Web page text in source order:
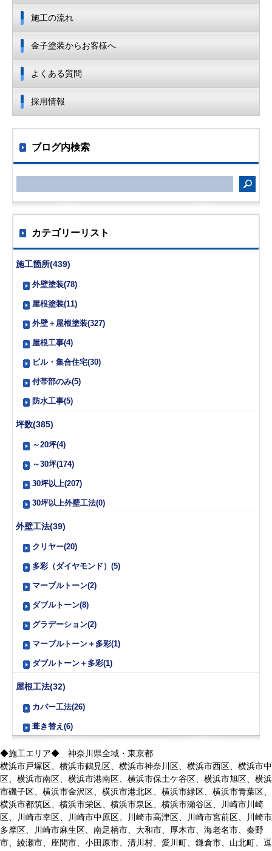
施工の流れ
金子塗装からお客様へ
よくある質問
採用情報
ブログ内検索
カテゴリーリスト
施工箇所(439)
外壁塗装(78)
屋根塗装(11)
外壁＋屋根塗装(327)
屋根工事(4)
ビル・集合住宅(30)
付帯部のみ(5)
防水工事(5)
坪数(385)
～20坪(4)
～30坪(174)
30坪以上(207)
30坪以上外壁工法(0)
外壁工法(39)
クリヤー(20)
多彩（ダイヤモンド）(5)
マーブルトーン(2)
ダブルトーン(8)
グラデーション(2)
マーブルトーン＋多彩(1)
ダブルトーン＋多彩(1)
屋根工法(32)
カバー工法(26)
葺き替え(6)
◆施工エリア◆ 神奈川県全域・東京都
横浜市戸塚区、横浜市鶴見区、横浜市神奈川区、横浜市西区、横浜市中
区、横浜市南区、横浜市港南区、横浜市保土ケ谷区、横浜市旭区、横浜
市磯子区、横浜市金沢区、横浜市港北区、横浜市緑区、横浜市青葉区、
横浜市都筑区、横浜市栄区、横浜市泉区、横浜市瀬谷区、川崎市川崎
区、川崎市幸区、川崎市中原区、川崎市高津区、川崎市宮前区、川崎市
多摩区、川崎市麻生区、南足柄市、大和市、厚木市、海老名市、秦野
市、綾瀬市、座間市、小田原市、清川村、愛川町、鎌倉市、山北町、逗